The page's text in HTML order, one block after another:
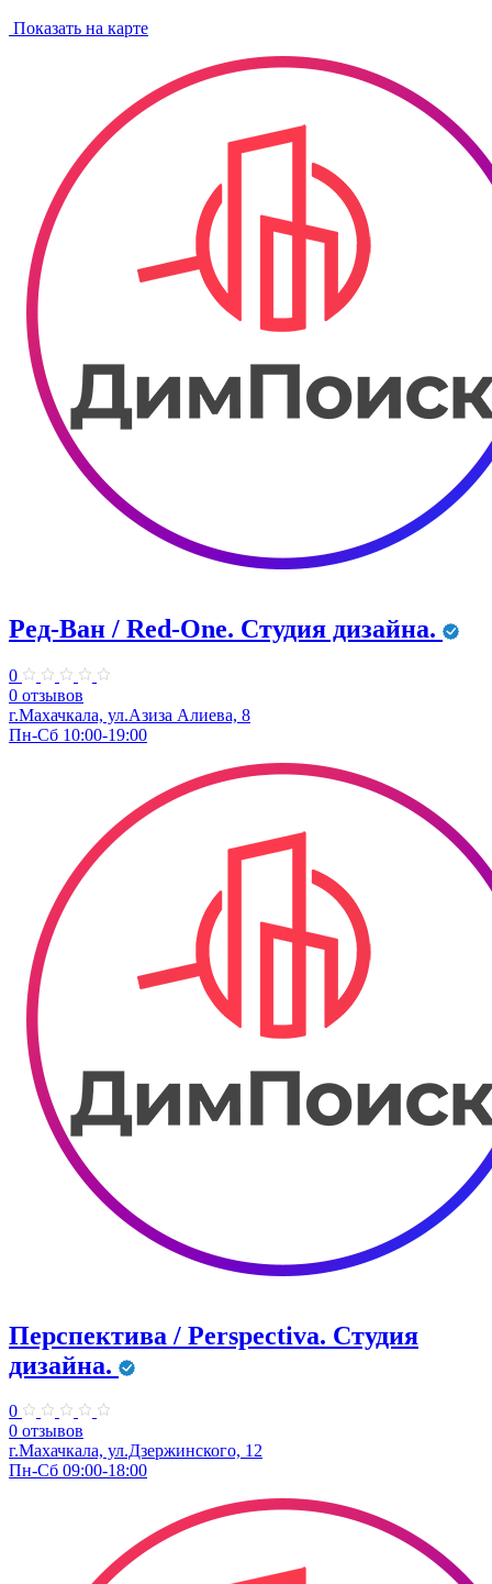
Показать на карте
Ред-Ван / Red-One. Студия дизайна.
0
0 отзывов
г.Махачкала, ​ул.Азиза Алиева, 8
Пн-Сб 10:00-19:00
Перспектива / Perspectiva. Студия
дизайна.
0
0 отзывов
г.Махачкала, ​ул.Дзержинского, 12
Пн-Сб 09:00-18:00